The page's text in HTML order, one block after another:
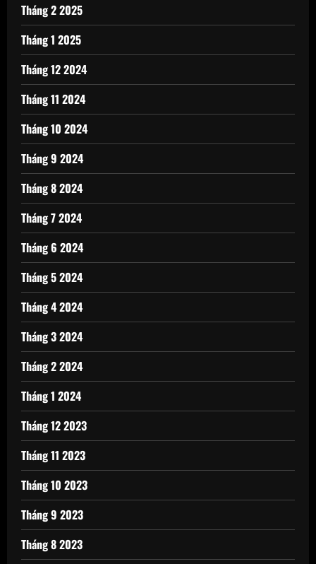
Tháng 2 2025
Tháng 1 2025
Tháng 12 2024
Tháng 11 2024
Tháng 10 2024
Tháng 9 2024
Tháng 8 2024
Tháng 7 2024
Tháng 6 2024
Tháng 5 2024
Tháng 4 2024
Tháng 3 2024
Tháng 2 2024
Tháng 1 2024
Tháng 12 2023
Tháng 11 2023
Tháng 10 2023
Tháng 9 2023
Tháng 8 2023